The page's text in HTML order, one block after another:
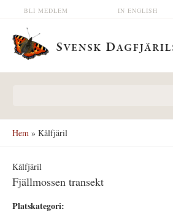
Hoppa till huvudinnehåll IN ENGLISH
BLI MEDLEM
Hem » Kålfjäril
Kålfjäril
Fjällmossen transekt
Platskategori: